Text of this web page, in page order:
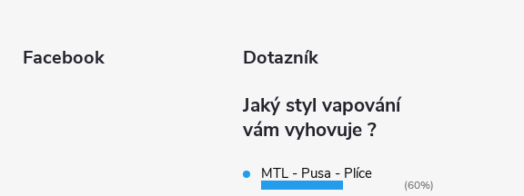
Facebook Dotazník
Jaký styl vapování
vám vyhovuje ?
MTL - Pusa - Plíce
(60%)